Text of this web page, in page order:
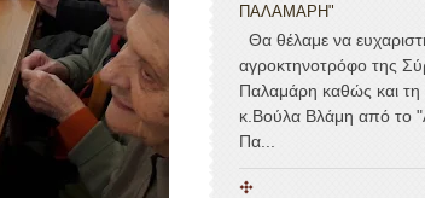
ΠΑΛΑΜΑΡΗ"
Θα θέλαμε να
αγροκτηνοτρόφο της
Παλαμάρη καθώς και τη
κ.Βούλα Βλάμη από το
Πα...